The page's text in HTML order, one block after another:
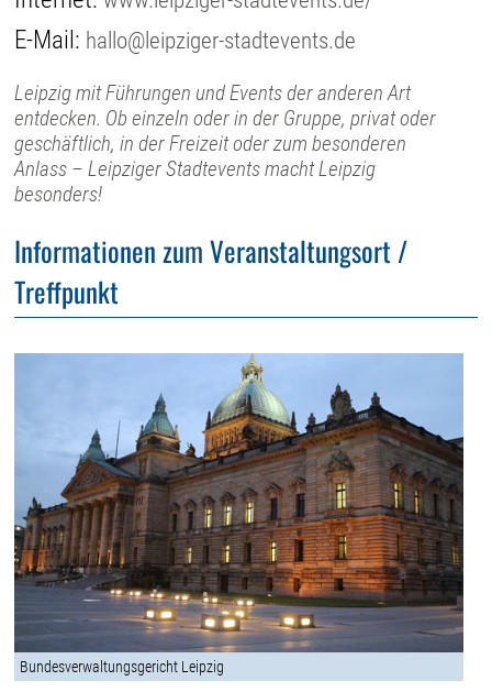
E-Mail: hallo@leipziger-stadtevents.de
Leipzig mit Führungen und Events der anderen Art
entdecken. Ob einzeln oder in der Gruppe, privat oder
geschäftlich, in der Freizeit oder zum besonderen
Anlass – Leipziger Stadtevents macht Leipzig
besonders!
Informationen zum Veranstaltungsort /
Treffpunkt
Bundesverwaltungsgericht Leipzig